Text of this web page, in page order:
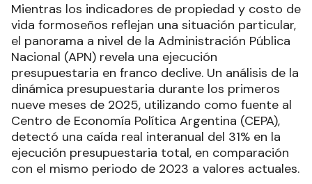
Mientras los indicadores de propiedad y costo de
vida formoseños reflejan una situación particular,
el panorama a nivel de la Administración Pública
Nacional (APN) revela una ejecución
presupuestaria en franco declive. Un análisis de la
dinámica presupuestaria durante los primeros
nueve meses de 2025, utilizando como fuente al
Centro de Economía Política Argentina (CEPA),
detectó una caída real interanual del 31% en la
ejecución presupuestaria total, en comparación
con el mismo periodo de 2023 a valores actuales.